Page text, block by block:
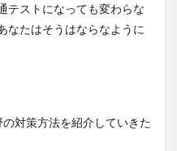
テストになっても変わらな
なたはそうはならなように
対策方法を紹介していきた